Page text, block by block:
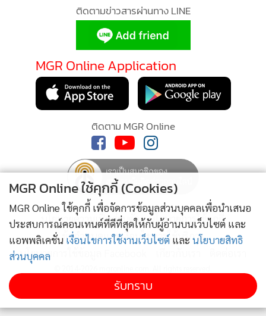
255
ADB กำไรทะยาน 867% บอร์ดให้จ่ายปันผล -แจกวอร์
CPAXT เผยต้นทุนพลังงานพุ่ง-ค่าใช้จ่ายเปิดสาขาใหม่
ฉุดกำไร Q2/69 หดตัว 18%
ข่าวอื่นในหมวด
ติดตามข่าวสารผ่านทาง LINE
MGR Online Application
MGR Online ใช้คุกกี้ (Cookies)
MGR Online ใช้คุกกี้ เพื่อจัดการข้อมูลส่วนบุคคลเพื่อนำเสนอ
ประสบการณ์คอนเทนต์ที่ดีที่สุดให้กับผู้อ่านบนเว็บไซต์ และ
แอพพลิเคชั่น เงื่อนไขการใช้งานเว็บไซต์ และ นโยบายสิทธิ
ส่วนบุคคล
รับทราบ